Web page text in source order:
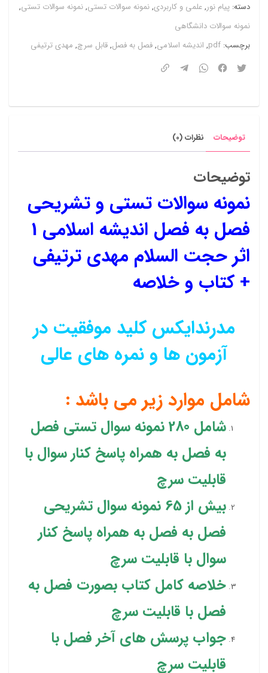
فصل
اندیشه
اسلامی
ترتیفی
دسته: پیام نور,علمی و کاربردی,نمونه سوالات تستی,نمونه سوالات تستی,
نمونه سوالات دانشگاهی
برچسب: pdf
, اندیشه اسلامی,فصل به فصل,قابل سرچ, مهدی ترتیفی
توضیحات نظرات (0)
توضیحات
نمونه سوالات تستی و تشریحی
اثر حجت السلام مهدی ترتیفی
+ کتاب و خلاصه
مدرندایکس کلید موفقیت در
آزمون ها و نمره های عالی
شامل موارد زیر می باشد :
شامل 280 نمونه سوال تستی فصل
به فصل به همراه پاسخ کنار سوال با
قابلیت سرچ
بیش از 65 نمونه سوال تشریحی
فصل به فصل به همراه پاسخ کنار
سوال با قابلیت سرچ
خلاصه کامل کتاب بصورت فصل به
فصل با قابلیت سرچ
جواب پرسش های آخر فصل با
قابلیت سرچ